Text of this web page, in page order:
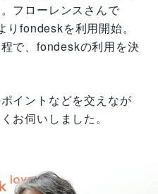
フローレンスさんで
fondeskを利用開始。
で、fondeskの利用を決
イントなどを交えなが
お伺いしました。